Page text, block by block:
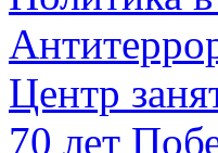
Центр
70 лет